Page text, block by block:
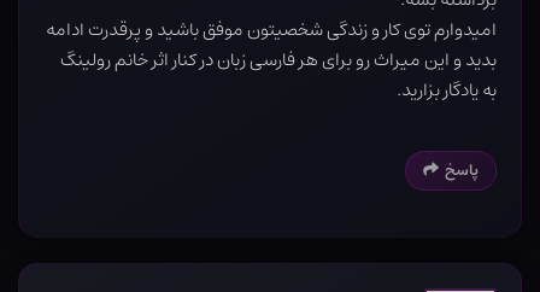
امیدوارم توی کار و زندگی شخصیتون موفق باشید و پرقدرت ادامه
بدید و این میراث رو برای هر فارسی زبان در کنار اثر خانم رولینگ
به یادگار بزارید.
پاسخ